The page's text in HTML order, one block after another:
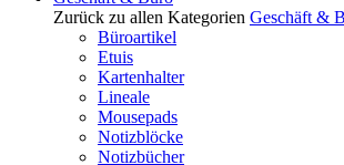
Zurück zu allen Kategorien Geschäft &
Büroartikel
Etuis
Kartenhalter
Lineale
Mousepads
Notizblöcke
Notizbücher